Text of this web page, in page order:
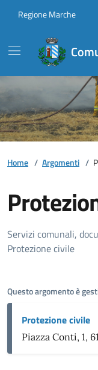
Regione Marche
Home / Argomenti /
Dettagli
Servizi comunali,
Protezione civile
Questo argomento è
Protezione civile
Piazza Conti, 1,